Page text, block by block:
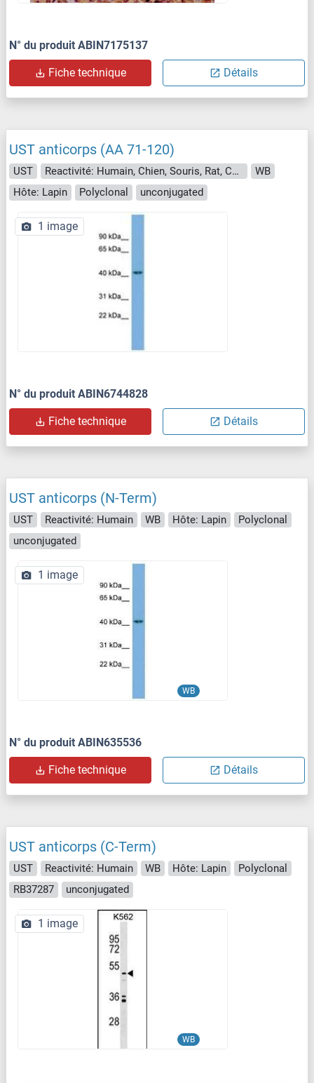
N° du produit ABIN7175137
Fiche technique Détails
UST anticorps (AA 71-120)
UST Reactivité: Humain, Chien, Souris, Rat, Cobaye, Cheval, Lapin, Hamster, Singe, Poulet
WB
Hôte: Lapin
Polyclonal unconjugated
1 image
N° du produit ABIN6744828
Fiche technique Détails
UST anticorps (N-Term)
UST Reactivité: Humain WB Hôte: Lapin
Polyclonal
unconjugated
WB
1 image
N° du produit ABIN635536
Fiche technique Détails
UST anticorps (C-Term)
UST Reactivité: Humain WB Hôte: Lapin
Polyclonal
RB37287
unconjugated
WB
1 image